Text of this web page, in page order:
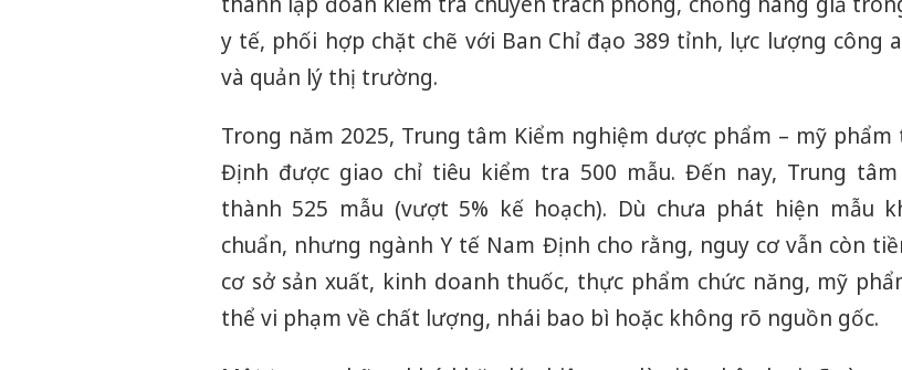
y tế, phối hợp chặt chẽ với Ban Chỉ đạo 389 tỉnh, lực lượng công
và quản lý thị trường.
Trong năm 2025, Trung tâm Kiểm nghiệm dược phẩm – mỹ phẩm
Định được giao chỉ tiêu kiểm tra 500 mẫu. Đến nay, Trung
thành 525 mẫu (vượt 5% kế hoạch). Dù chưa phát hiện mẫu
chuẩn, nhưng ngành Y tế Nam Định cho rằng, nguy cơ vẫn còn
cơ sở sản xuất, kinh doanh thuốc, thực phẩm chức năng, mỹ
thể vi phạm về chất lượng, nhái bao bì hoặc không rõ nguồn gốc.